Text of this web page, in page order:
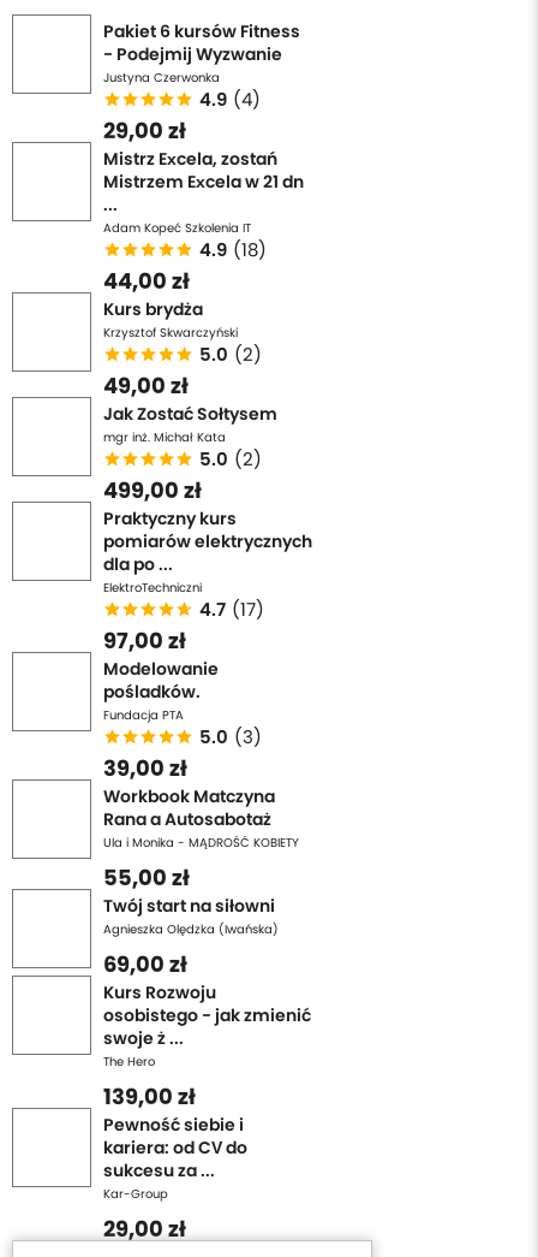
Pakiet 6 kursów Fitness
- Podejmij Wyzwanie
Justyna Czerwonka
4.9 (4)
29,00 zł
Mistrz Excela, zostań
Mistrzem Excela w 21 dn
...
Adam Kopeć Szkolenia IT
4.9 (18)
44,00 zł
Kurs brydża
Krzysztof Skwarczyński
5.0 (2)
49,00 zł
Jak Zostać Sołtysem
mgr inż. Michał Kata
5.0 (2)
499,00 zł
Praktyczny kurs
pomiarów elektrycznych
dla po ...
ElektroTechniczni
4.7 (17)
97,00 zł
Modelowanie
pośladków.
Fundacja PTA
5.0 (3)
39,00 zł
Workbook Matczyna
Rana a Autosabotaż
Ula i Monika - MĄDROŚĆ KOBIETY
55,00 zł
Twój start na siłowni
Agnieszka Olędzka (Iwańska)
69,00 zł
Kurs Rozwoju
osobistego - jak zmienić
swoje ż ...
The Hero
139,00 zł
Pewność siebie i
kariera: od CV do
sukcesu za ...
Kar-Group
29,00 zł